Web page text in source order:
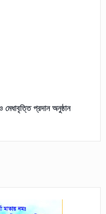
মেধাবৃত্তি প্রদান অনুষ্ঠান